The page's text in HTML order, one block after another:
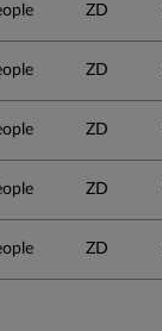
ZD
ZD
ZD
ZD
ZD